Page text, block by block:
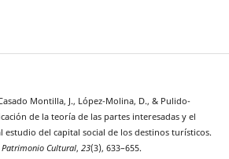
Montilla, J., López-Molina, D., & Pulido-
de la teoría de las partes interesadas y el
estudio del capital social de los destinos turísticos.
Patrimonio Cultural, 23(3), 633–655.